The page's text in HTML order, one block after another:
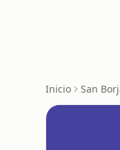
Inicio San